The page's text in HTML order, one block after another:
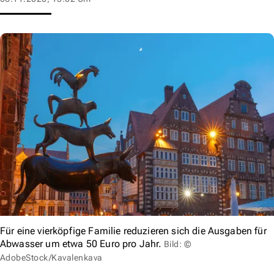
Für eine vierköpfige Familie reduzieren sich die Ausgaben für
Abwasser um etwa 50 Euro pro Jahr. Bild: ©
AdobeStock/Kavalenkava